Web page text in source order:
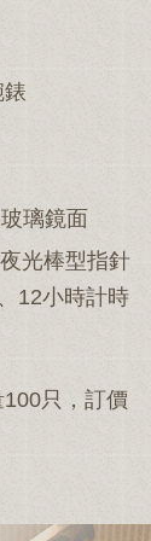
璃鏡面
光棒型指針
12小時計時
只，訂價